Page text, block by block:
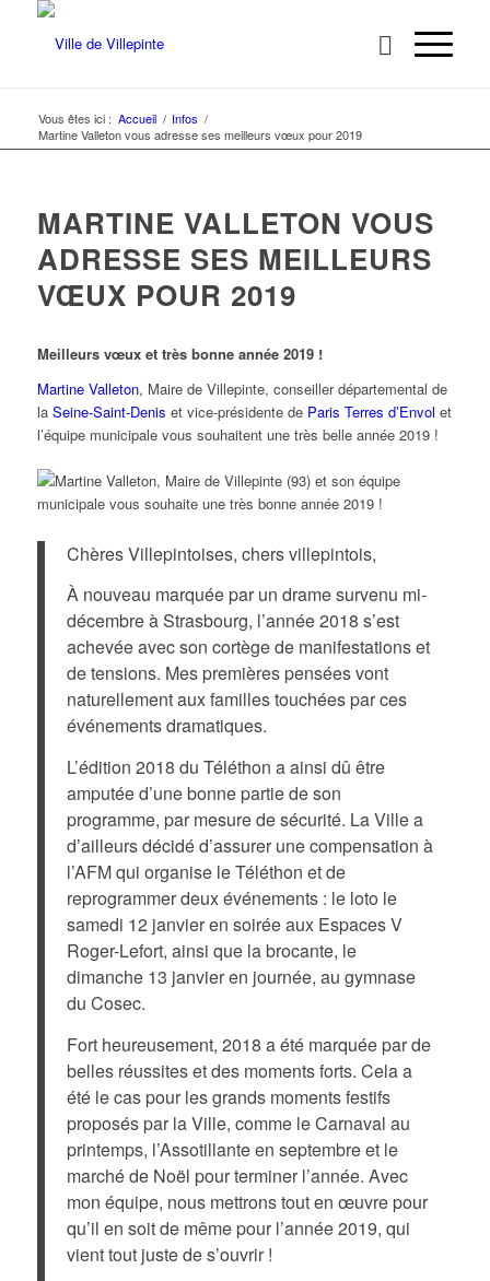
Vous êtes ici : Accueil / Infos /
Martine Valleton vous adresse ses meilleurs vœux pour 2019
MARTINE VALLETON VOUS
ADRESSE SES MEILLEURS
VŒUX POUR 2019
Meilleurs vœux et très bonne année 2019 !
Martine Valleton, Maire de Villepinte, conseiller départemental de
laSeine-Saint-Denis et vice-présidente de Paris Terres d’Envol et
l’équipe municipale vous souhaitent une très belle année 2019 !
Chères Villepintoises, chers villepintois,
À nouveau marquée par un drame survenu mi-
décembre à Strasbourg, l’année 2018 s’est
achevée avec son cortège de manifestations et
de tensions. Mes premières pensées vont
naturellement aux familles touchées par ces
événements dramatiques.
L’édition 2018 du Téléthon a ainsi dû être
amputée d’une bonne partie de son
programme, par mesure de sécurité. La Ville a
d’ailleurs décidé d’assurer une compensation à
l’AFM qui organise le Téléthon et de
reprogrammer deux événements : le loto le
samedi 12 janvier en soirée aux Espaces V
Roger-Lefort, ainsi que la brocante, le
dimanche 13 janvier en journée, au gymnase
du Cosec.
Fort heureusement, 2018 a été marquée par de
belles réussites et des moments forts. Cela a
été le cas pour les grands moments festifs
proposés par la Ville, comme le Carnaval au
printemps, l’Assotillante en septembre et le
marché de Noël pour terminer l’année. Avec
mon équipe, nous mettrons tout en œuvre pour
qu’il en soit de même pour l’année 2019, qui
vient tout juste de s’ouvrir !